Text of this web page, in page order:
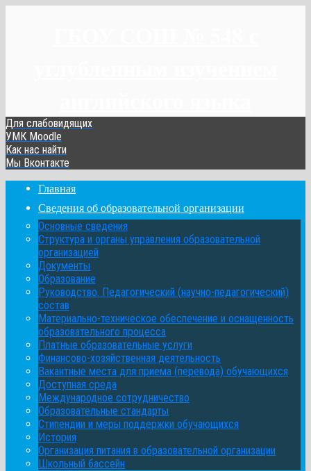
Для слабовидящих
УМК Moodle
Как нас найти
Мы Вконтакте
Главная
Сведения об образовательной организации
Основные сведения
Структура и органы управления образовательной
организацией
Документы
Образование
Руководство. Педагогический (научно-педагогический)
состав
Материально-техническое обеспечение и оснащенность
образовательного процесса
Платные образовательные услуги
Финансово-хозяйственная деятельность
Вакантные места для приема (перевода) обучающихся
Доступная среда
Международное сотрудничество
Образовательные стандарты
Стипендии и меры поддержки обучающихся
История
Организация питания в образовательной организации
Школьный бассейн